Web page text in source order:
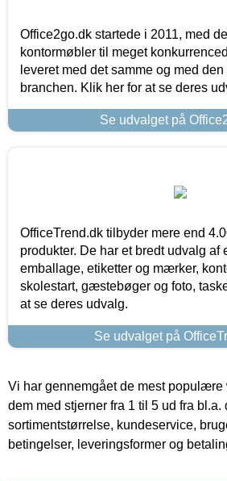
Office2go.dk startede i 2011, med
kontormøbler til meget
leveret med det samme og med
branchen. Klik her for at se deres
Se udvalget på
OfficeTrend.dk tilbyder mere end
produkter. De har et bredt udvalg af
emballage, etiketter og mærker,
skolestart, gæstebøger og foto,
at se deres udvalg.
Se udvalget på
Vi har gennemgået de mest populære
dem med stjerner fra 1 til 5 ud fra bl.a.
sortimentstørrelse, kundeservice,
betingelser, leveringsformer og